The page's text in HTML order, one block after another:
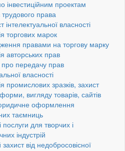
інвестиційним проектам
права
інтелектуальної власності
торгових марок
правами на торгову марку
авторських прав
передачу прав
власності
промислових зразків, захист
вигляду товарів, сайтів
оформлення
таємниць
для творчих і
індустрій
від недобросовісної